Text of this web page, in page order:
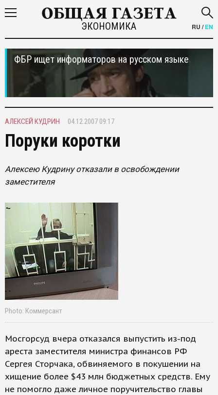
ЭКОНОМИКА RU /EN
ФБР ищет информаторов на русском языке
АЛЕКСЕЙ КУДРИН 04.12.2007 09:17
Поруки коротки
Алексею Кудрину отказали в освобождении
заместителя
Photo: Коммерсант
Мосгорсуд вчера отказался выпустить из-под
ареста заместителя министра финансов РФ
Сергея Сторчака, обвиняемого в покушении на
хищение более $43 млн бюджетных средств. Ему
не помогло даже личное поручительство главы